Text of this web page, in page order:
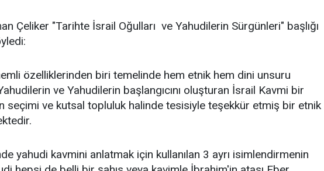
Çeliker "Tarihte İsrail Oğulları ve Yahudilerin Sürgünleri" başlığı
özelliklerinden biri temelinde hem etnik hem dini unsuru
Yahudilerin ve Yahudilerin başlangıcını oluşturan İsrail Kavmi bir
seçimi ve kutsal topluluk halinde tesisiyle teşekkür etmiş bir etnik
yahudi kavmini anlatmak için kullanılan 3 ayrı isimlendirmenin